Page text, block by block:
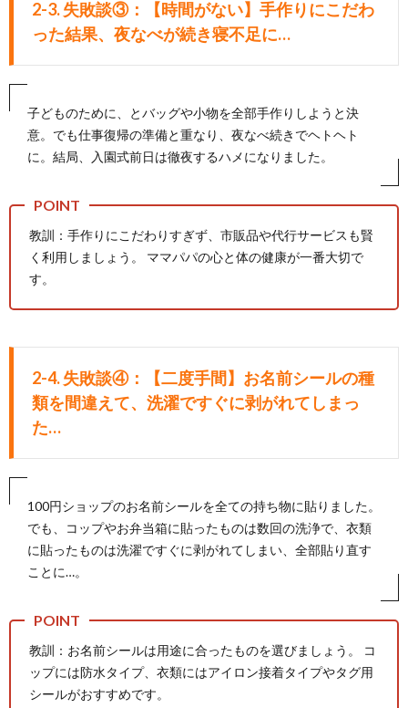
2-3. 失敗談③：【時間がない】手作りにこだわ
った結果、夜なべが続き寝不足に…
子どものために、とバッグや小物を全部手作りしようと決
意。でも仕事復帰の準備と重なり、夜なべ続きでヘトヘト
に。結局、入園式前日は徹夜するハメになりました。
教訓：手作りにこだわりすぎず、市販品や代行サービスも賢
く利用しましょう。 ママパパの心と体の健康が一番大切で
す。
2-4. 失敗談④：【二度手間】お名前シールの種
類を間違えて、洗濯ですぐに剥がれてしまっ
た…
100円ショップのお名前シールを全ての持ち物に貼りました。
でも、コップやお弁当箱に貼ったものは数回の洗浄で、衣類
に貼ったものは洗濯ですぐに剥がれてしまい、全部貼り直す
ことに…。
教訓：お名前シールは用途に合ったものを選びましょう。 コ
ップには防水タイプ、衣類にはアイロン接着タイプやタグ用
シールがおすすめです。